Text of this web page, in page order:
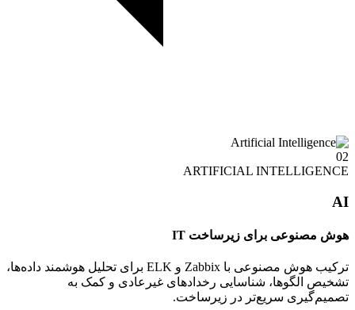
02
ARTIFICIAL INTELLIGENCE
AI
هوش مصنوعی برای زیرساخت IT
ترکیب هوش مصنوعی با Zabbix و ELK برای تحلیل هوشمند داده‌ها،
تشخیص الگوها، شناسایی رخدادهای غیرعادی و کمک به
تصمیم‌گیری سریع‌تر در زیرساخت.